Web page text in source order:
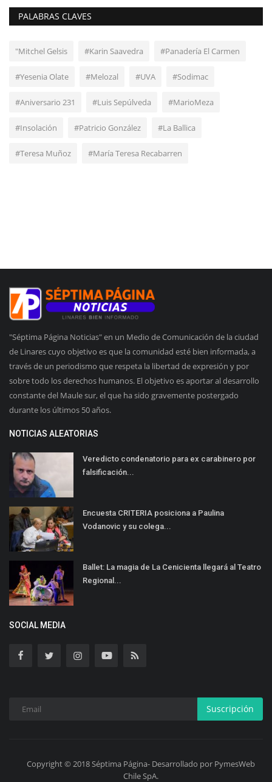
PALABRAS CLAVES
"Mitchel Gelsis #Karin Saavedra #Panadería El Carmen
#Yesenia Olate #Melozal #UVA #Sodimac
#Aniversario 231 #Luis Sepúlveda #MarioMeza
#Insolación #Patricio González #La Ballica
#Teresa Muñoz #María Teresa Recabarren
"Séptima Página Noticias" en un Medio de Comunicación de la ciudad
de Linares cuyo objetivo es que la comunidad esté bien informada, a
través de un periodismo que respeta la libertad de expresión y por
sobre todo los derechos humanos. El objetivo es aportar al desarrollo
constante del Maule sur, el que ha sido gravemente postergado
durante los últimos 50 años.
NOTICIAS ALEATORIAS
Veredicto condenatorio para ex carabinero por
falsificación...
Encuesta CRITERIA posiciona a Paulina
Vodanovic y su colega...
Ballet: La magia de La Cenicienta llegará al Teatro
Regional...
SOCIAL MEDIA
Suscripción
Copyright © 2018 Séptima Página- Desarrollado por PymesWeb
Chile SpA.